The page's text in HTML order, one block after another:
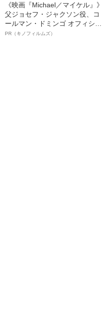
《映画『Michael／マイケル』》
父ジョセフ・ジャクソン役、コ
ールマン・ドミンゴ オフィシャ
ルインタビュー“観客を魅了した
PR（キノフィルムズ）